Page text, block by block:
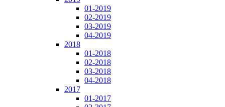
01-2019
02-2019
03-2019
04-2019
2018
01-2018
02-2018
03-2018
04-2018
2017
01-2017